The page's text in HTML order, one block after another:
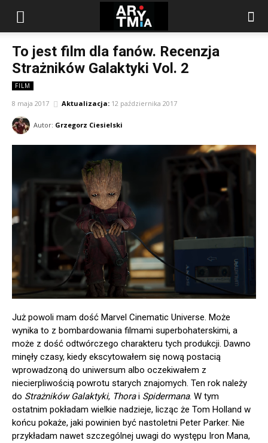
arytmia.eu
To jest film dla fanów. Recenzja
Strażników Galaktyki Vol. 2
FILM
8 maja 2017 Aktualizacja: 12 października 2017
Autor: Grzegorz Ciesielski
Już powoli mam dość Marvel Cinematic Universe. Może
wynika to z bombardowania filmami superbohaterskimi, a
może z dość odtwórczego charakteru tych produkcji. Dawno
minęły czasy, kiedy ekscytowałem się nową postacią
wprowadzoną do uniwersum albo oczekiwałem z
niecierpliwością powrotu starych znajomych. Ten rok należy
do Strażników Galaktyki, Thorai Spidermana. W tym
ostatnim pokładam wielkie nadzieje, licząc że Tom Holland w
końcu pokaże, jaki powinien być nastoletni Peter Parker. Nie
przykładam nawet szczególnej uwagi do występu Iron Mana,